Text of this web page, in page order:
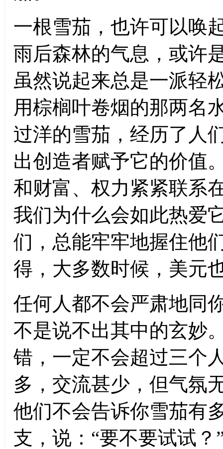
一根雪茄，也许可以唤
雨后森林的气息，或许
虽然说起来总是一派轻
用棕榈叶卷烟的那两名
过洋的雪茄，经历了人
出创造者赋予它的价值
和财富、权力紧紧联系
我们为什么会如此热爱
们，总能牢牢地握住他
得，大多数时候，美元
任何人都不会严肃地同
不是说不出其中的玄妙
错，一定不会超过三个
多，交流甚少，但气氛
他们不会告诉你雪茄有
支，说：“要不要试试